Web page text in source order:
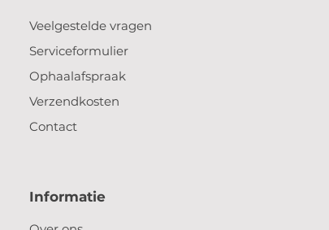
Veelgestelde vragen
Serviceformulier
Ophaalafspraak
Verzendkosten
Contact
Informatie